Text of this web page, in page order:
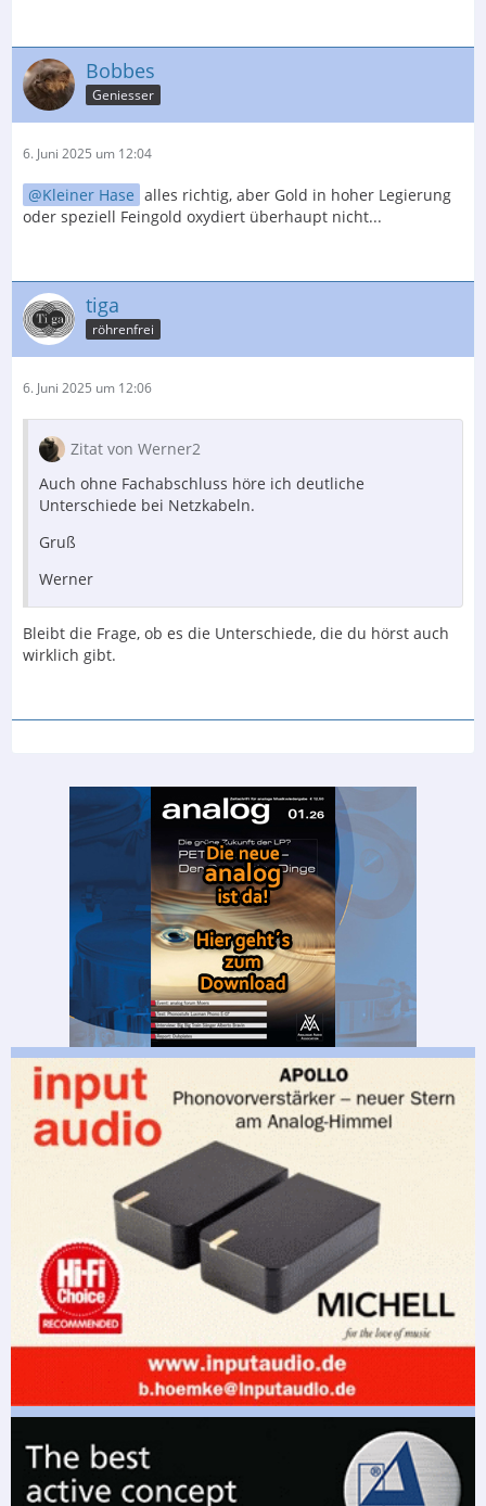
Bobbes
Geniesser
6. Juni 2025 um 12:04
Kleiner Hase alles richtig, aber Gold in hoher Legierung
oder speziell Feingold oxydiert überhaupt nicht...
tiga
röhrenfrei
6. Juni 2025 um 12:06
Zitat von Werner2
Auch ohne Fachabschluss höre ich deutliche
Unterschiede bei Netzkabeln.
Gruß
Werner
Bleibt die Frage, ob es die Unterschiede, die du hörst auch
wirklich gibt.